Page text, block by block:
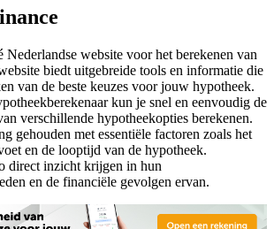
Nederlandse website voor het berekenen van
biedt uitgebreide tools en informatie die
van de beste keuzes voor jouw hypotheek.
kun je snel en eenvoudig de
verschillende hypotheekopties berekenen.
gehouden met essentiële factoren zoals het
en de looptijd van de hypotheek.
direct inzicht krijgen in hun
en de financiële gevolgen ervan.